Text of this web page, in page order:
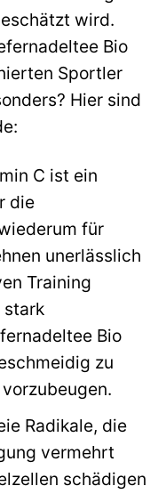
wird.
Bio
Sportler
Hier sind
C ist ein
die
für
unerlässlich
Training
stark
Bio
zu
Radikale, die
vermehrt
schädigen